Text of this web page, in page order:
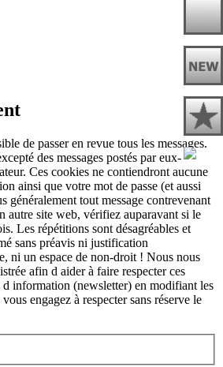
de passer en revue tous les messages.
des messages postés par eux-
Ces cookies ne contiendront aucune
ainsi que votre mot de passe (et aussi
généralement tout message contrevenant
autre site web, vérifiez auparavant si le
Les répétitions sont désagréables et
sans préavis ni justification
ni un espace de non-droit ! Nous nous
afin d aider à faire respecter ces
information (newsletter) en modifiant les
engagez à respecter sans réserve le